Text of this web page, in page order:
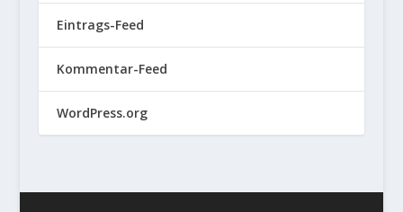
Eintrags-Feed
Kommentar-Feed
WordPress.org